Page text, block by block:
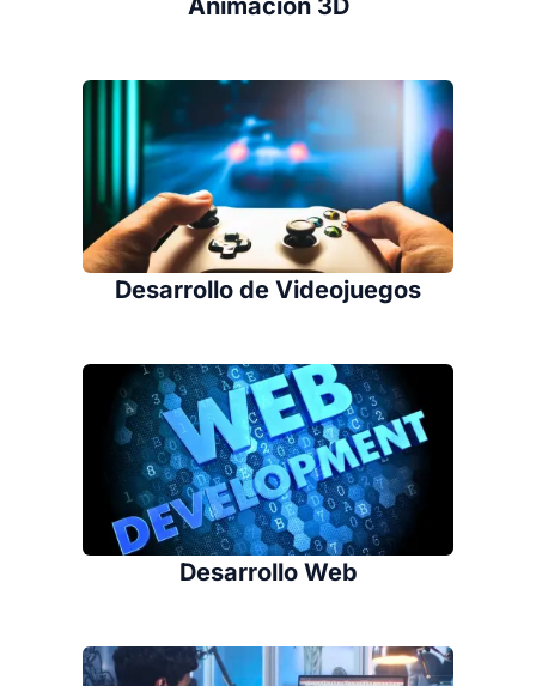
Animación 3D
Desarrollo de Videojuegos
Desarrollo Web